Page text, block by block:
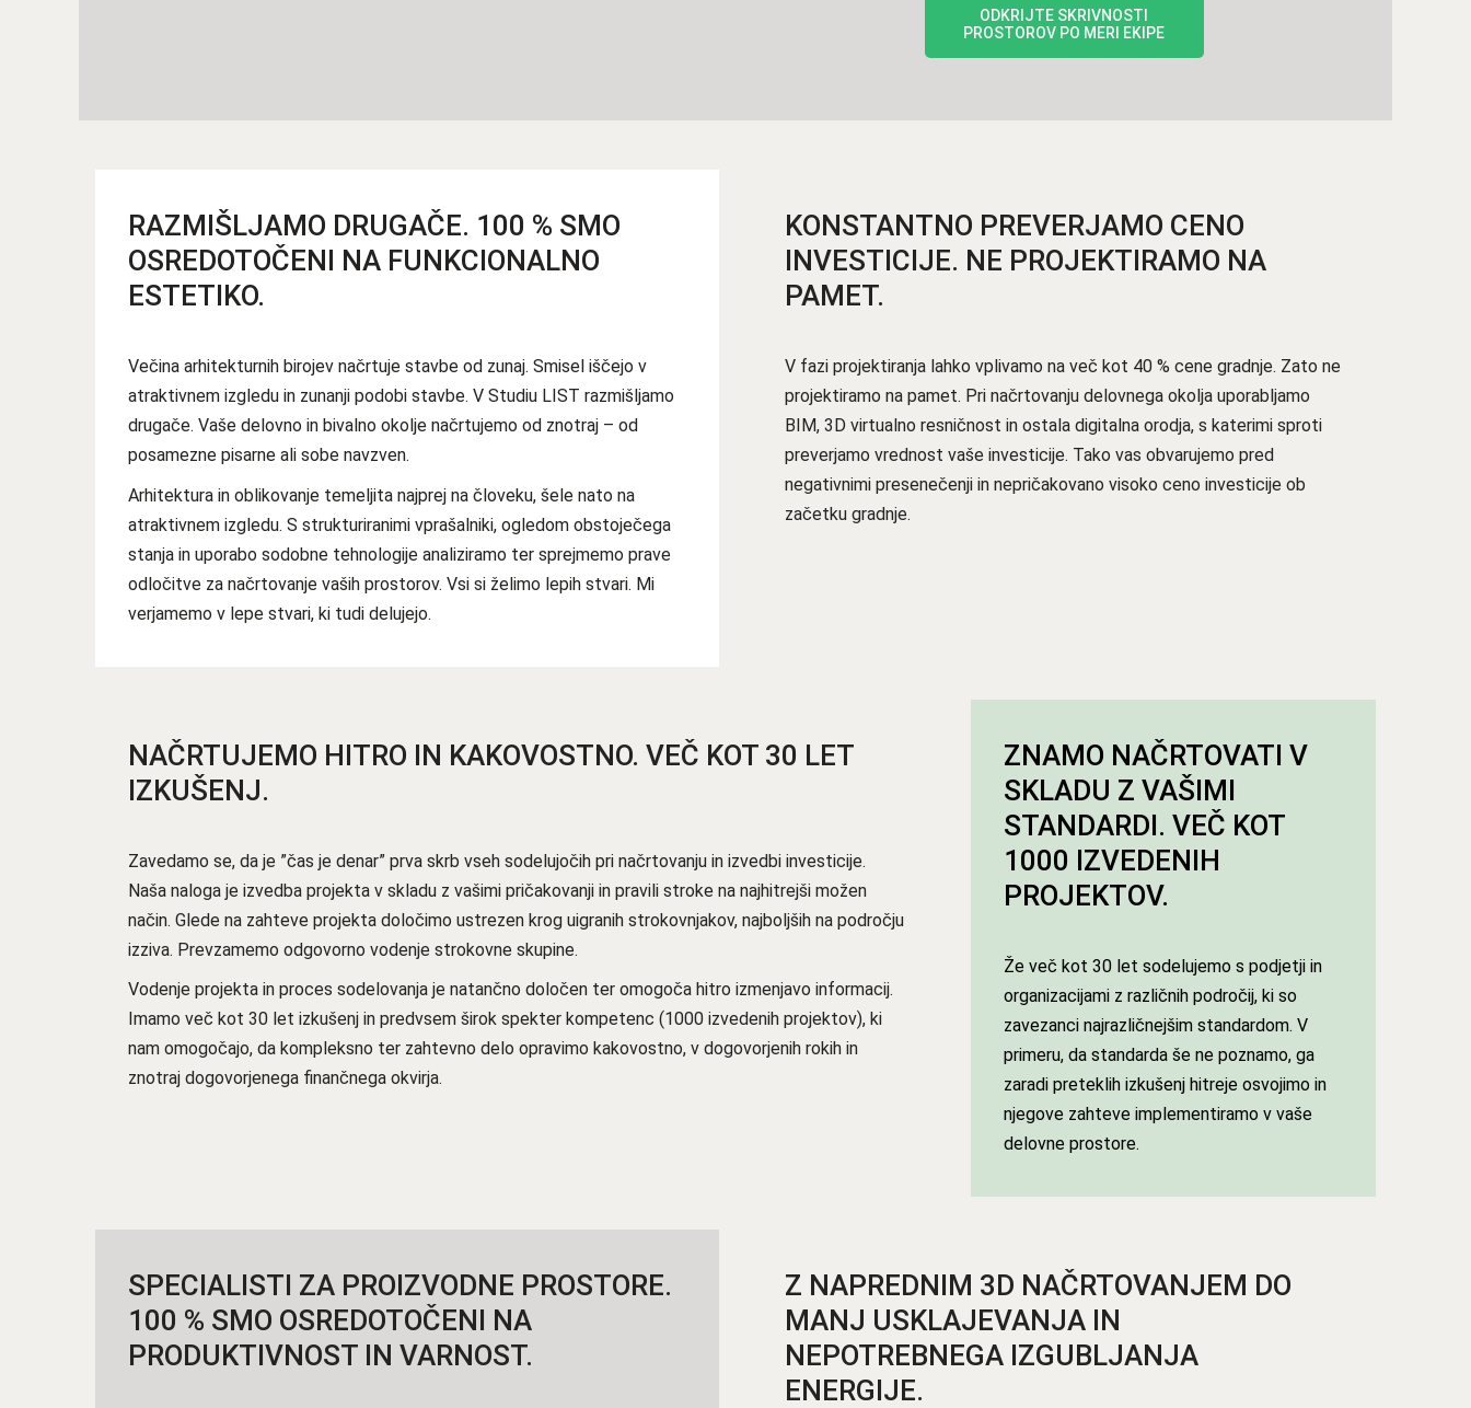
ODKRIJTE SKRIVNOSTI
PROSTOROV PO MERI EKIPE
RAZMIŠLJAMO DRUGAČE. 100 % SMO
OSREDOTOČENI NA FUNKCIONALNO
ESTETIKO.
Večina arhitekturnih birojev načrtuje stavbe od zunaj. Smisel iščejo v
atraktivnem izgledu in zunanji podobi stavbe. V Studiu LIST razmišljamo
drugače. Vaše delovno in bivalno okolje načrtujemo od znotraj – od
posamezne pisarne ali sobe navzven.
Arhitektura in oblikovanje temeljita najprej na človeku, šele nato na
atraktivnem izgledu. S strukturiranimi vprašalniki, ogledom obstoječega
stanja in uporabo sodobne tehnologije analiziramo ter sprejmemo prave
odločitve za načrtovanje vaših prostorov. Vsi si želimo lepih stvari. Mi
verjamemo v lepe stvari, ki tudi delujejo.
KONSTANTNO PREVERJAMO CENO
INVESTICIJE. NE PROJEKTIRAMO NA
PAMET.
V fazi projektiranja lahko vplivamo na več kot 40 % cene gradnje. Zato ne
projektiramo na pamet. Pri načrtovanju delovnega okolja uporabljamo
BIM, 3D virtualno resničnost in ostala digitalna orodja, s katerimi sproti
preverjamo vrednost vaše investicije. Tako vas obvarujemo pred
negativnimi presenečenji in nepričakovano visoko ceno investicije ob
začetku gradnje.
NAČRTUJEMO HITRO IN KAKOVOSTNO. VEČ KOT 30 LET
IZKUŠENJ.
Zavedamo se, da je ”čas je denar” prva skrb vseh sodelujočih pri načrtovanju in izvedbi investicije.
Naša naloga je izvedba projekta v skladu z vašimi pričakovanji in pravili stroke na najhitrejši možen
način. Glede na zahteve projekta določimo ustrezen krog uigranih strokovnjakov, najboljših na področju
izziva. Prevzamemo odgovorno vodenje strokovne skupine.
Vodenje projekta in proces sodelovanja je natančno določen ter omogoča hitro izmenjavo informacij.
Imamo več kot 30 let izkušenj in predvsem širok spekter kompetenc (1000 izvedenih projektov), ki
nam omogočajo, da kompleksno ter zahtevno delo opravimo kakovostno, v dogovorjenih rokih in
znotraj dogovorjenega finančnega okvirja.
ZNAMO NAČRTOVATI V
SKLADU Z VAŠIMI
STANDARDI. VEČ KOT
1000 IZVEDENIH
PROJEKTOV.
Že več kot 30 let sodelujemo s podjetji in
organizacijami z različnih področij, ki so
zavezanci najrazličnejšim standardom. V
primeru, da standarda še ne poznamo, ga
zaradi preteklih izkušenj hitreje osvojimo in
njegove zahteve implementiramo v vaše
delovne prostore.
SPECIALISTI ZA PROIZVODNE PROSTORE.
100 % SMO OSREDOTOČENI NA
PRODUKTIVNOST IN VARNOST.
Z NAPREDNIM 3D NAČRTOVANJEM DO
MANJ USKLAJEVANJA IN
NEPOTREBNEGA IZGUBLJANJA
ENERGIJE.